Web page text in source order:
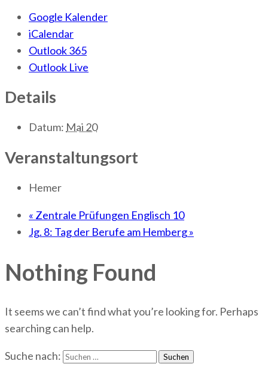
Google Kalender
iCalendar
Outlook 365
Outlook Live
Details
Datum: Mai 20
Veranstaltungsort
Hemer
« Zentrale Prüfungen Englisch 10
Jg. 8: Tag der Berufe am Hemberg»
Nothing Found
It seems we can’t find what you’re looking for. Perhaps
searching can help.
Suche nach: